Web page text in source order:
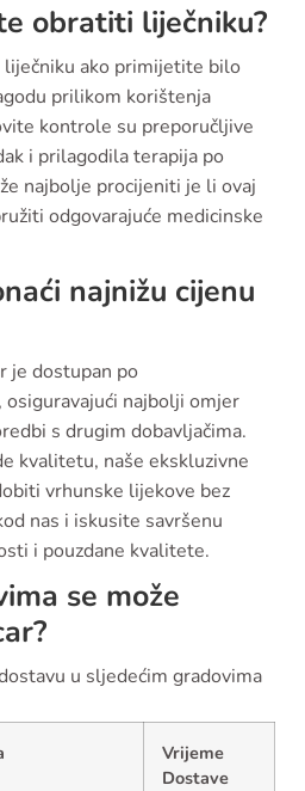
obratiti liječniku?
ako primijetite bilo
prilikom korištenja
kontrole su preporučljive
i prilagodila terapija po
najbolje procijeniti je li ovaj
odgovarajuće medicinske
najnižu cijenu
je dostupan po
najbolji omjer
s drugim dobavljačima.
kvalitetu, naše ekskluzivne
vrhunske lijekove bez
nas i iskusite savršenu
i pouzdane kvalitete.
se može
u sljedećim gradovima
Vrijeme
Dostave